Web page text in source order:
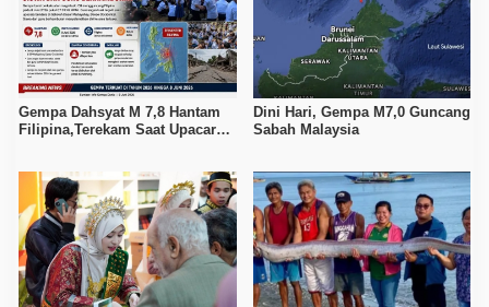
Gempa Dahsyat M 7,8 Hantam
Filipina,Terekam Saat Upacara
Dini Hari, Gempa M7,0 Guncang
Sabah Malaysia